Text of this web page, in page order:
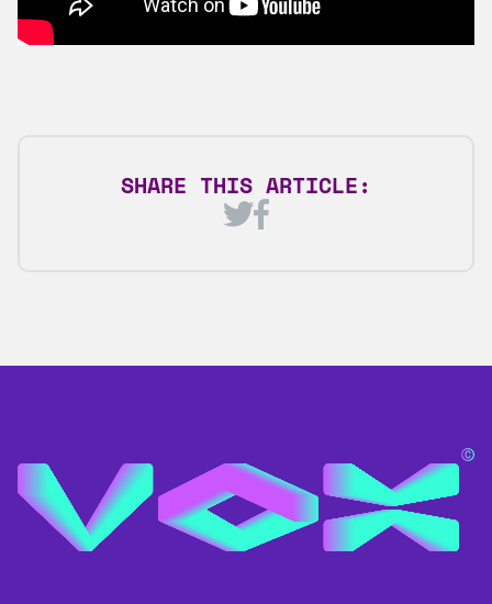
SHARE THIS ARTICLE: